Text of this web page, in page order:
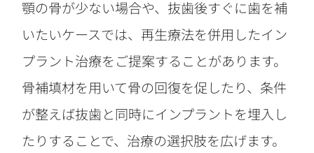
顎の骨が少ない場合や、抜歯後すぐに歯を補
いたいケースでは、再生療法を併用したイン
プラント治療をご提案することがあります。
骨補填材を用いて骨の回復を促したり、条件
が整えば抜歯と同時にインプラントを埋入し
たりすることで、治療の選択肢を広げます。